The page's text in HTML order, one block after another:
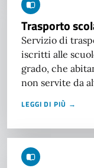
Trasporto
Servizio di
iscritti alle
grado, che
non servite da
LEGGI DI PIÙ →